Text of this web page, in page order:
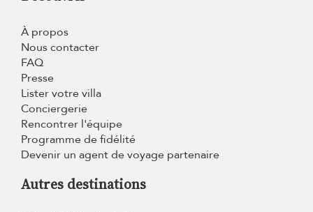
À propos
Nous contacter
FAQ
Presse
Lister votre villa
Conciergerie
Rencontrer l'équipe
Programme de fidélité
Devenir un agent de voyage partenaire
Autres destinations